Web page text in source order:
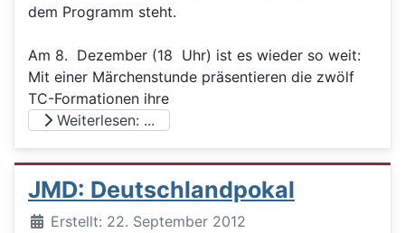
dem Programm steht.
Am 8. Dezember (18 Uhr) ist es wieder so weit:
Mit einer Märchenstunde präsentieren die zwölf
TC-Formationen ihre
Weiterlesen: ...
JMD: Deutschlandpokal
DetailsErstellt: 22. September 2012